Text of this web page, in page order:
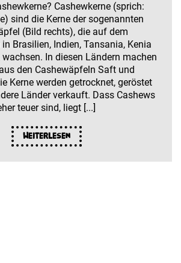
Cashewkerne (sprich:
sind die Kerne der sogenannten
(Bild rechts), die auf dem
Brasilien, Indien, Tansania, Kenia
In diesen Ländern machen
den Cashewäpfeln Saft und
Kerne werden getrocknet, geröstet
Länder verkauft. Dass Cashews
teuer sind, liegt [...]
Weiterlesen